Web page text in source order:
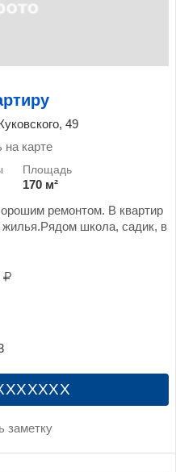
49
карте
170 м²
ремонтом. В квартир
жилья.Рядом школа, садик, в
заметку